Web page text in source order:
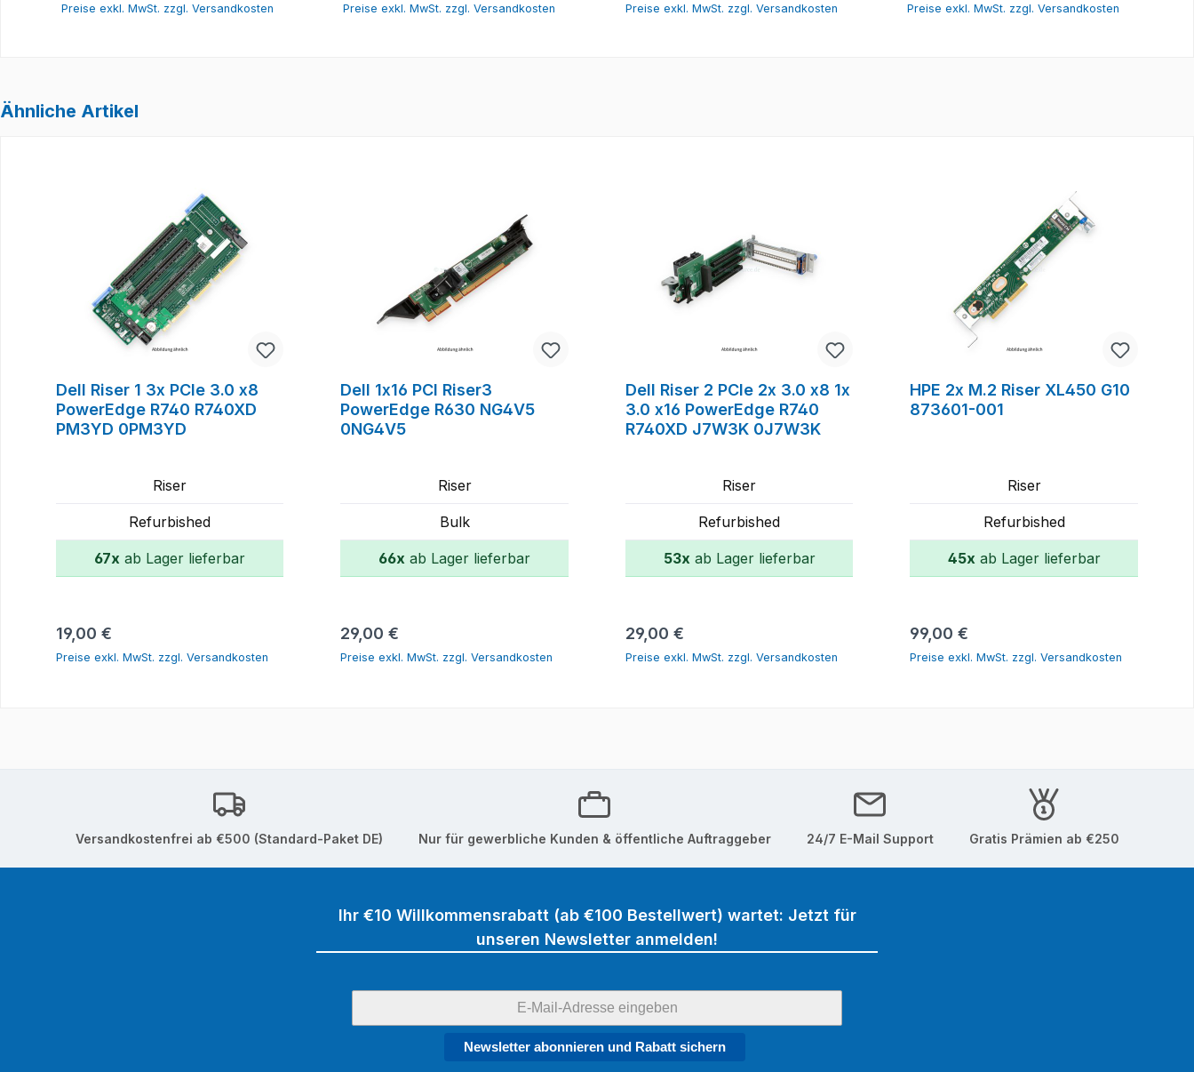
Preise exkl. MwSt. zzgl. Versandkosten Preise exkl. MwSt. zzgl. Versandkosten Preise exkl. MwSt. zzgl. Versandkosten Preise exkl. MwSt. zzgl. Versandkosten
Ähnliche Artikel
Dell Riser 1 3x PCIe 3.0 x8
PowerEdge R740 R740XD
PM3YD 0PM3YD
Riser
Refurbished
67x ab Lager lieferbar
Regulärer Preis:
19,00 €
Preise exkl. MwSt. zzgl. Versandkosten
Dell 1x16 PCI Riser3
PowerEdge R630 NG4V5
0NG4V5
Riser
Bulk
66x ab Lager lieferbar
Regulärer Preis:
29,00 €
Preise exkl. MwSt. zzgl. Versandkosten
Dell Riser 2 PCIe 2x 3.0 x8 1x
3.0 x16 PowerEdge R740
R740XD J7W3K 0J7W3K
Riser
Refurbished
53x ab Lager lieferbar
Regulärer Preis:
29,00 €
Preise exkl. MwSt. zzgl. Versandkosten
HPE 2x M.2 Riser XL450 G10
873601-001
Riser
Refurbished
45x ab Lager lieferbar
Regulärer Preis:
99,00 €
Preise exkl. MwSt. zzgl. Versandkosten
Versandkostenfrei ab €500 (Standard-Paket DE) Nur für gewerbliche Kunden & öffentliche Auftraggeber 24/7 E-Mail Support Gratis Prämien ab €250
Ihr €10 Willkommensrabatt (ab €100 Bestellwert) wartet: Jetzt für
unseren Newsletter anmelden!
Newsletter abonnieren und Rabatt sichern